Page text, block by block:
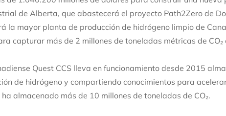
de Alberta, que abastecerá el proyecto Path2Zero de
la mayor planta de producción de hidrógeno limpio de
capturar más de 2 millones de toneladas métricas de CO₂
Quest CCS lleva en funcionamiento desde 2015
de hidrógeno y compartiendo conocimientos para
almacenado más de 10 millones de toneladas de CO₂.